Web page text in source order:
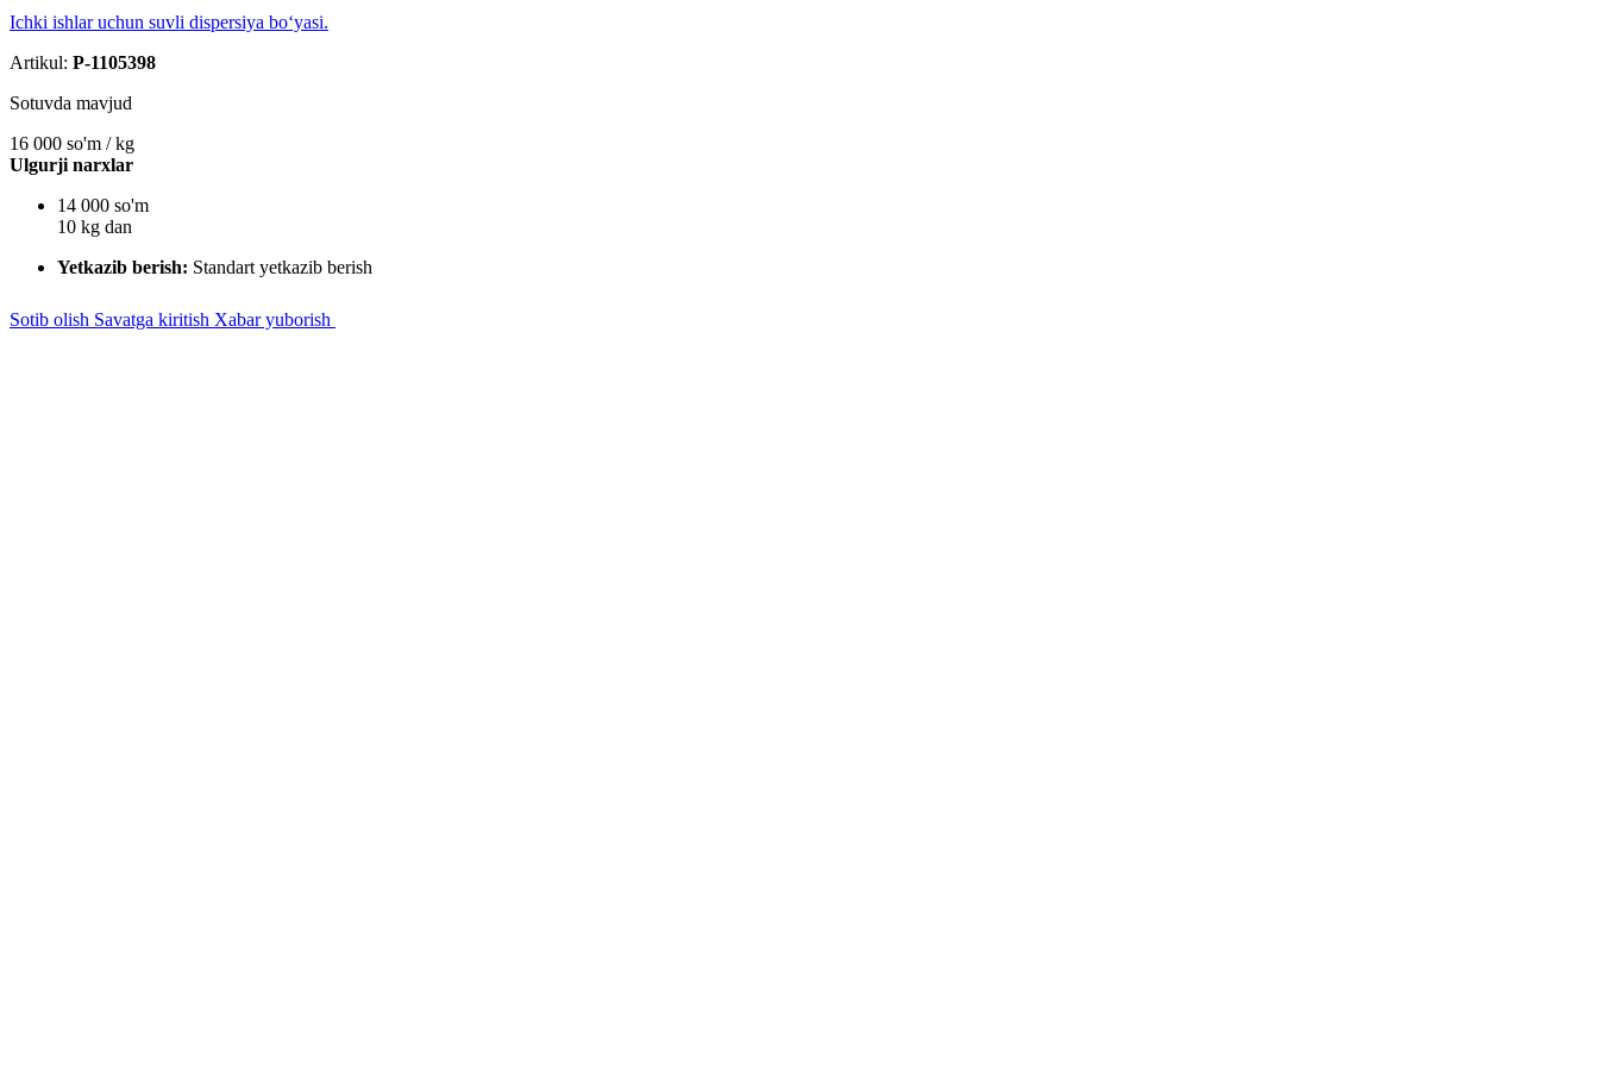
Ichki ishlar uchun suvli dispersiya bo‘yasi.
Artikul: P-1105398
Sotuvda mavjud
16 000 so'm / kg
Ulgurji narxlar
14 000 so'm
10 kg dan
Yetkazib berish: Standart yetkazib berish
Sotib olish Savatga kiritish Xabar yuborish